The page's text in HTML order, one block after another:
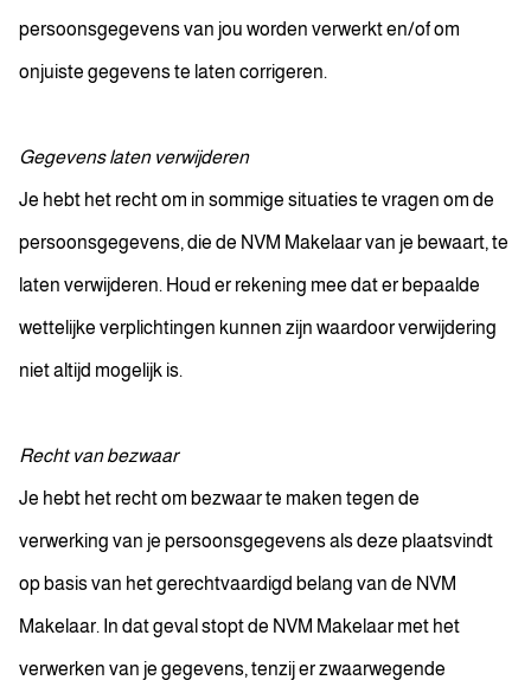
persoonsgegevens van jou worden verwerkt en/of om
onjuiste gegevens te laten corrigeren.
Gegevens laten verwijderen
Je hebt het recht om in sommige situaties te vragen om de
persoonsgegevens, die de NVM Makelaar van je bewaart, te
laten verwijderen. Houd er rekening mee dat er bepaalde
wettelijke verplichtingen kunnen zijn waardoor verwijdering
niet altijd mogelijk is.
Recht van bezwaar
Je hebt het recht om bezwaar te maken tegen de
verwerking van je persoonsgegevens als deze plaatsvindt
op basis van het gerechtvaardigd belang van de NVM
Makelaar. In dat geval stopt de NVM Makelaar met het
verwerken van je gegevens, tenzij er zwaarwegende